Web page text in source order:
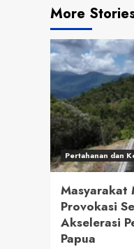
More
Pertahanan dan
Masyarakat
Provokasi
Akselerasi
Papua